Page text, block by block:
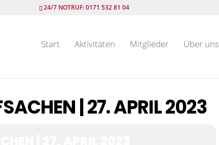
24/7 NOTRUF: 0171 532 81 04
Start Aktivitäten Mitglieder Über uns
| 27. APRIL 2023